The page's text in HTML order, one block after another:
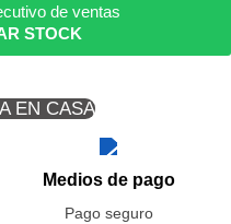
de ventas
STOCK
EN CASA
Medios de pago
Pago seguro